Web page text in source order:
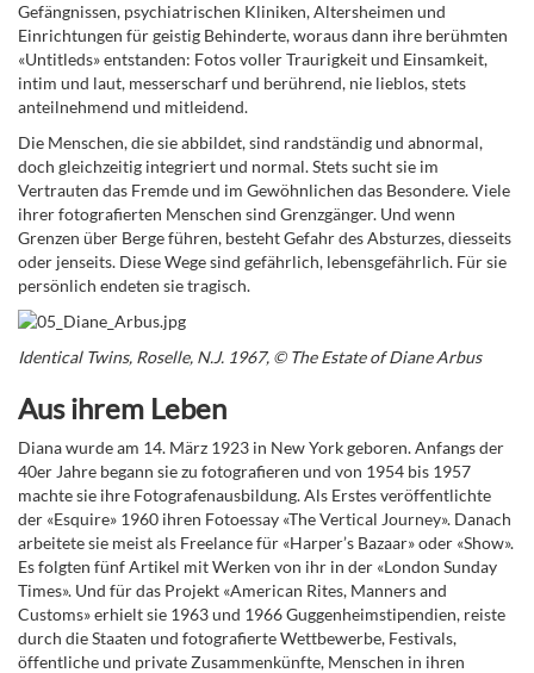
Gefängnissen, psychiatrischen Kliniken, Altersheimen und
Einrichtungen für geistig Behinderte, woraus dann ihre berühmten
«Untitleds» entstanden: Fotos voller Traurigkeit und Einsamkeit,
intim und laut, messerscharf und berührend, nie lieblos, stets
anteilnehmend und mitleidend.
Die Menschen, die sie abbildet, sind randständig und abnormal,
doch gleichzeitig integriert und normal. Stets sucht sie im
Vertrauten das Fremde und im Gewöhnlichen das Besondere. Viele
ihrer fotografierten Menschen sind Grenzgänger. Und wenn
Grenzen über Berge führen, besteht Gefahr des Absturzes, diesseits
oder jenseits. Diese Wege sind gefährlich, lebensgefährlich. Für sie
persönlich endeten sie tragisch.
Identical Twins, Roselle, N.J. 1967, © The Estate of Diane Arbus
Aus ihrem Leben
Diana wurde am 14. März 1923 in New York geboren. Anfangs der
40er Jahre begann sie zu fotografieren und von 1954 bis 1957
machte sie ihre Fotografenausbildung. Als Erstes veröffentlichte
der «Esquire» 1960 ihren Fotoessay «The Vertical Journey». Danach
arbeitete sie meist als Freelance für «Harper’s Bazaar» oder «Show».
Es folgten fünf Artikel mit Werken von ihr in der «London Sunday
Times». Und für das Projekt «American Rites, Manners and
Customs» erhielt sie 1963 und 1966 Guggenheimstipendien, reiste
durch die Staaten und fotografierte Wettbewerbe, Festivals,
öffentliche und private Zusammenkünfte, Menschen in ihren